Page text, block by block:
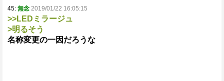
45: 無念 2019/01/22 16:05:15
>>LEDミラージュ
>明るそう
名称変更の一因だろうな